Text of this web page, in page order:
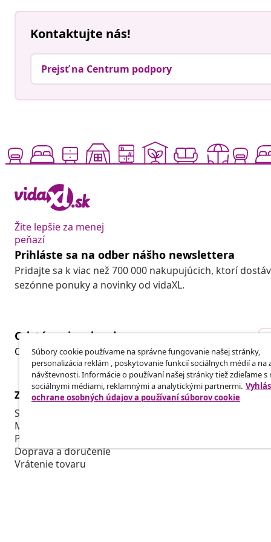
Kontaktujte nás!
Prejsť na Centrum podpory
Žite lepšie za menej
peňazí
Prihláste sa na odber nášho newslettera
Pridajte sa k viac než 700 000 nakupujúcich, ktorí
sezónne ponuky a novinky od vidaXL.
Odstúpenie od zmluvy
Odošlite žiadosť o odstúpenie od vašej objednávky.
Zákaznícky Servis
Sledujte svoju objednávku
Môj účet
Platba
Doprava a doručenie
Vrátenie tovaru
Obchodní
Súbory cookie používame na správne fungovanie našej stránky,
personalizácia reklám , poskytovanie funkcií sociálnych médií a na
návštevnosti. Informácie o používaní našej stránky tiež zdieľame s
sociálnymi médiami, reklamnými a analytickými partnermi.
ochrane osobných údajov a používaní súborov cookie